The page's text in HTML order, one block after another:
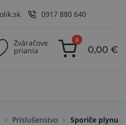
0917 880 640
Zváračove
priania
0
0,00 €
Príslušenstvo Sporiče plynu